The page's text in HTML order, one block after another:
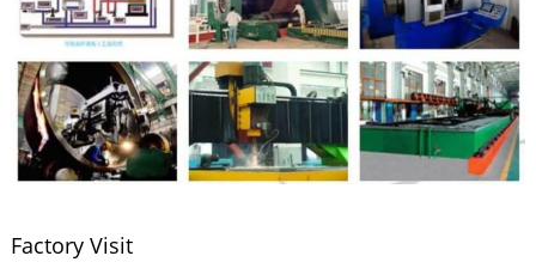
Factory Visit